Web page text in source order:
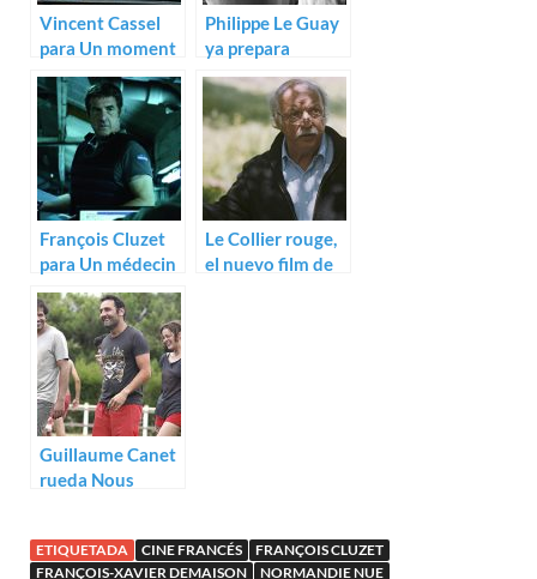
Vincent Cassel
para Un moment
d’égarement de
Jean-François
Richet
Philippe Le Guay
ya prepara
Florida
François Cluzet
para Un médecin
de campagne
Le Collier rouge,
el nuevo film de
Guillaume Canet
rueda Nous
ETIQUETADA CINE FRANCÉS
FRANÇOIS CLUZET
FRANÇOIS-XAVIER DEMAISON
NORMANDIE NUE